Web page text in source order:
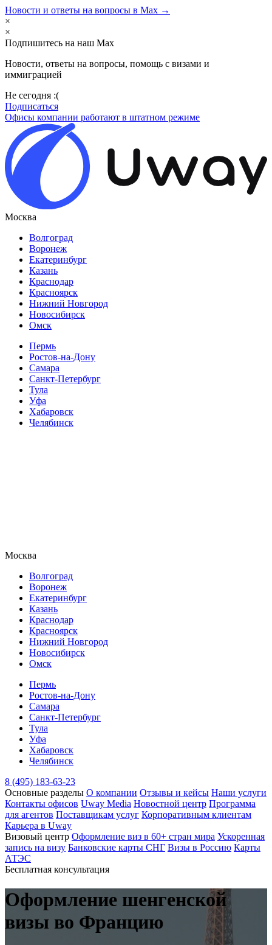
Новости и ответы на вопросы в Max →
×
×
Подпишитесь на наш Max
Новости, ответы на вопросы, помощь с визами и
иммиграцией
Не сегодня :(
Подписаться
Офисы компании работают в штатном режиме
Москва
Волгоград
Воронеж
Екатеринбург
Казань
Краснодар
Красноярск
Нижний Новгород
Новосибирск
Омск
Пермь
Ростов-на-Дону
Самара
Санкт-Петербург
Тула
Уфа
Хабаровск
Челябинск
Москва
Волгоград
Воронеж
Екатеринбург
Казань
Краснодар
Красноярск
Нижний Новгород
Новосибирск
Омск
Пермь
Ростов-на-Дону
Самара
Санкт-Петербург
Тула
Уфа
Хабаровск
Челябинск
8 (495) 183-63-23
Основные разделы О компании Отзывы и кейсы Наши услуги
Контакты офисов Uway Media Новостной центр Программа
для агентов Поставщикам услуг Корпоративным клиентам
Карьера в Uway
Визовый центр Оформление виз в 60+ стран мира Ускоренная
запись на визу Банковские карты СНГ Визы в Россию Карты
АТЭС
Бесплатная консультация
Оформление шенгенской
визы во Францию